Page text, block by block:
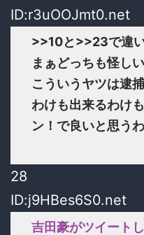
ID:r3uOOJmt0.net
>>10と>>23で違
まぁどっちも怪し
こういうヤツは逮
わけも出来るわけ
ン！で良いと思うわ
28
ID:j9HBes6S0.net
吉田豪がツイート